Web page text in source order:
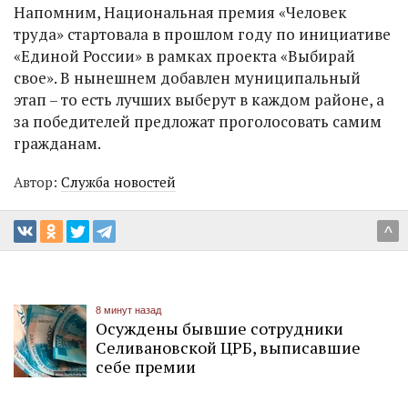
Напомним, Национальная премия «Человек
труда» стартовала в прошлом году по инициативе
«Единой России» в рамках проекта «Выбирай
свое». В нынешнем добавлен муниципальный
этап – то есть лучших выберут в каждом районе, а
за победителей предложат проголосовать самим
гражданам.
Автор: Служба новостей
^
8 минут назад
Осуждены бывшие сотрудники
Селивановской ЦРБ, выписавшие
себе премии